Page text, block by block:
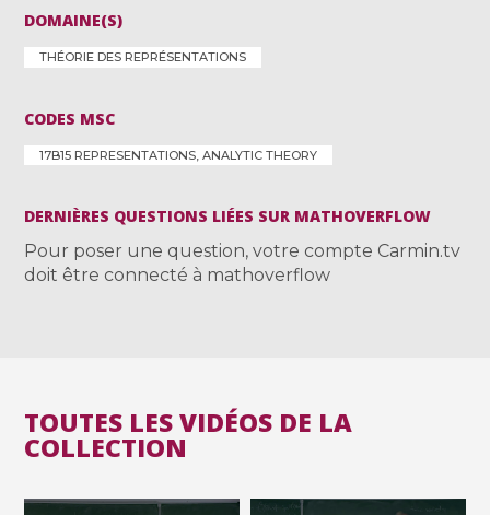
DOMAINE(S)
THÉORIE DES REPRÉSENTATIONS
CODES MSC
17B15 REPRESENTATIONS, ANALYTIC THEORY
DERNIÈRES QUESTIONS LIÉES SUR MATHOVERFLOW
Pour poser une question, votre compte Carmin.tv
doit être connecté à mathoverflow
TOUTES LES VIDÉOS DE LA
COLLECTION